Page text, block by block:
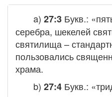
a) 27:3 Букв.:
серебра, шекелей
святилища –
пользовались
храма.
b) 27:4 Букв.: